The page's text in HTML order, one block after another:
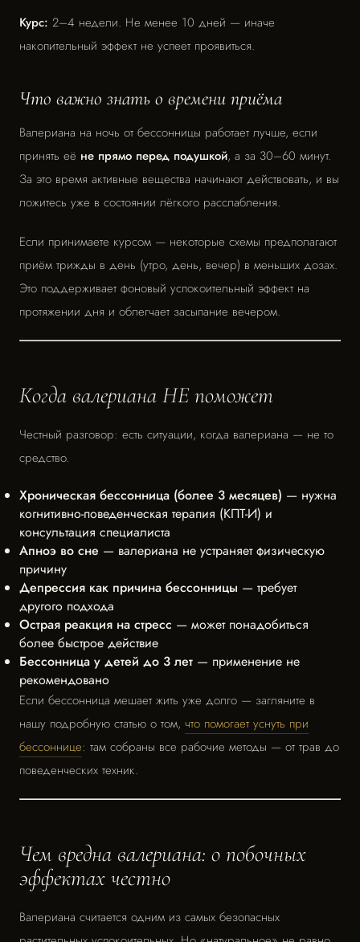
Курс: 2–4 недели. Не менее 10 дней — иначе
накопительный эффект не успеет проявиться.
Что важно знать о времени приёма
Валериана на ночь от бессонницы работает лучше, если
принять её не прямо перед подушкой, а за 30–60 минут.
За это время активные вещества начинают действовать, и вы
ложитесь уже в состоянии лёгкого расслабления.
Если принимаете курсом — некоторые схемы предполагают
приём трижды в день (утро, день, вечер) в меньших дозах.
Это поддерживает фоновый успокоительный эффект на
протяжении дня и облегчает засыпание вечером.
Когда валериана НЕ поможет
Честный разговор: есть ситуации, когда валериана — не то
средство.
Хроническая бессонница (более 3 месяцев) — нужна
когнитивно-поведенческая терапия (КПТ-И) и
консультация специалиста
Апноэ во сне — валериана не устраняет физическую
причину
Депрессия как причина бессонницы — требует
другого подхода
Острая реакция на стресс — может понадобиться
более быстрое действие
Бессонница у детей до 3 лет — применение не
рекомендовано
Если бессонница мешает жить уже долго — загляните в
нашу подробную статью о том, что помогает уснуть при
бессоннице: там собраны все рабочие методы — от трав до
поведенческих техник.
Чем вредна валериана: о побочных
эффектах честно
Валериана считается одним из самых безопасных